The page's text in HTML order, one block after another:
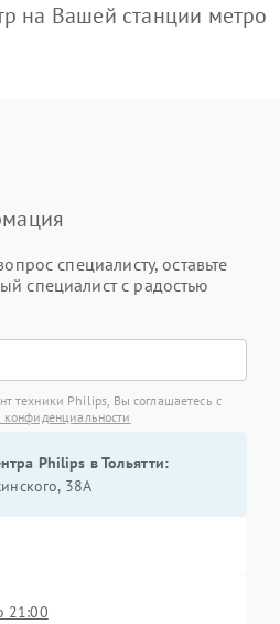
на Вашей станции метро
специалисту, оставьте
специалист с радостью
техники Philips, Вы соглашаетесь с
Philips в Тольятти:
38А
21:00